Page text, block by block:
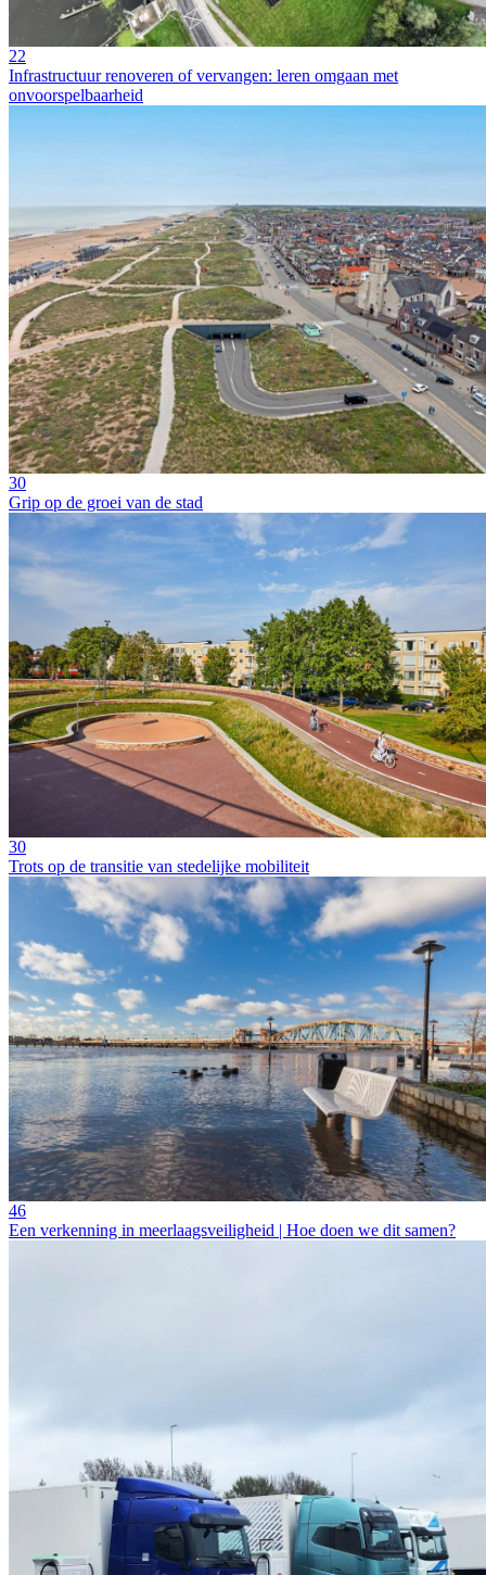
22
Infrastructuur renoveren of vervangen: leren omgaan met
onvoorspelbaarheid
30
Grip op de groei van de stad
30
Trots op de transitie van stedelijke mobiliteit
46
Een verkenning in meerlaagsveiligheid | Hoe doen we dit samen?